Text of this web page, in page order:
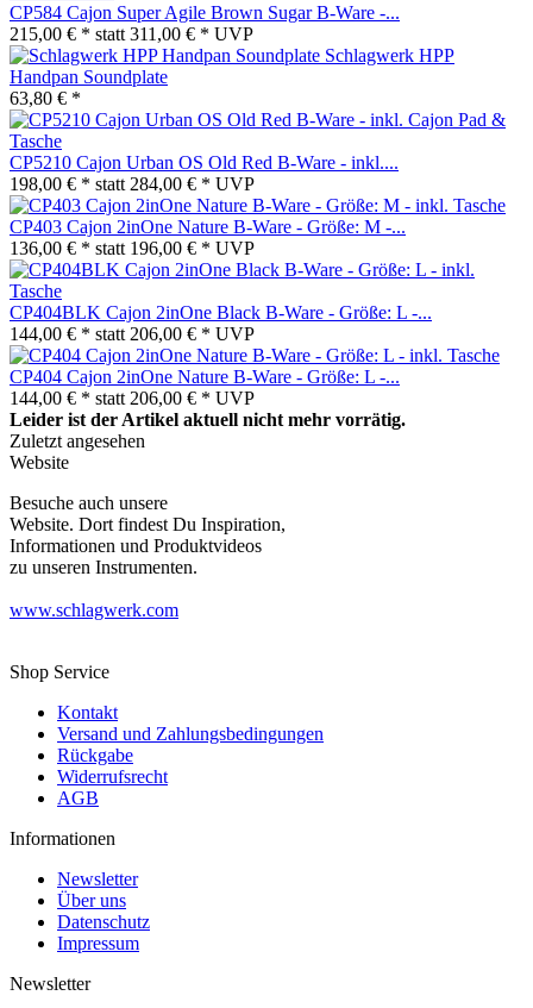
CP584 Cajon Super Agile Brown Sugar B-Ware -...
215,00 € * statt 311,00 € * UVP
Schlagwerk HPP
Handpan Soundplate
63,80 € *
CP5210 Cajon Urban OS Old Red B-Ware - inkl....
198,00 € * statt 284,00 € * UVP
CP403 Cajon 2inOne Nature B-Ware - Größe: M -...
136,00 € * statt 196,00 € * UVP
CP404BLK Cajon 2inOne Black B-Ware - Größe: L -...
144,00 € * statt 206,00 € * UVP
CP404 Cajon 2inOne Nature B-Ware - Größe: L -...
144,00 € * statt 206,00 € * UVP
Leider ist der Artikel aktuell nicht mehr vorrätig.
Zuletzt angesehen
Website
Besuche auch unsere
Website. Dort findest Du Inspiration,
Informationen und Produktvideos
zu unseren Instrumenten.
www.schlagwerk.com
Shop Service
Kontakt
Versand und Zahlungsbedingungen
Rückgabe
Widerrufsrecht
AGB
Informationen
Newsletter
Über uns
Datenschutz
Impressum
Newsletter